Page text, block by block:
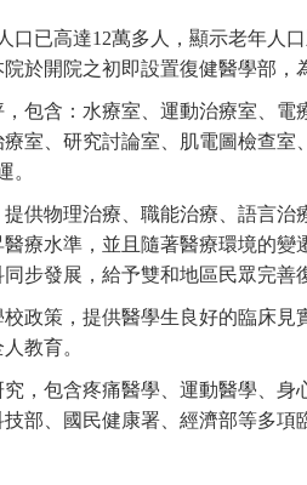
口已高達12萬多人，顯示老年人
於開院之初即設置復健醫學部，
包含：水療室、運動治療室、電
室、研究討論室、肌電圖檢查
。
供物理治療、職能治療、語言
療水準，並且隨著醫療環境的
步發展，給予雙和地區民眾完善
政策，提供醫學生良好的臨床
教育。
，包含疼痛醫學、運動醫學、身
部、國民健康署、經濟部等多